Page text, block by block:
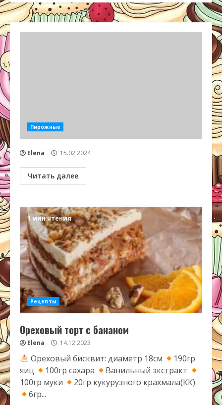
Пирожные
Elena 15.02.2024
Читать далее
1 мин чтения
Рецепты
Ореховый торт с бананом
Elena 14.12.2023
Ореховый бисквит: диаметр 18см
190гр
яиц
100гр сахара
Ванильный экстракт
100гр муки
20гр кукурузного крахмала(КК)
6гр...